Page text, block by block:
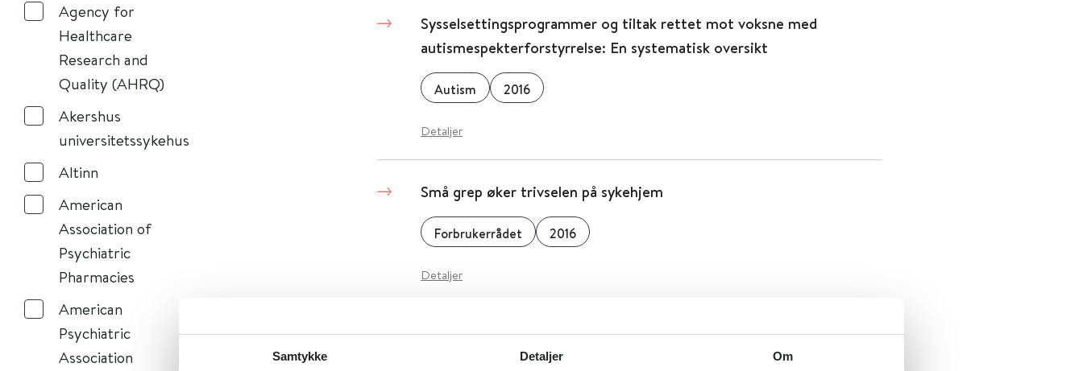
Samtykke Detaljer Om
Agency for
Healthcare
Research and
Quality (AHRQ)
Akershus
universitetssykehus
Altinn
American
Association of
Psychiatric
Pharmacies
American
Psychiatric
Association
Sysselsettingsprogrammer og tiltak rettet mot voksne med
autismespekterforstyrrelse: En systematisk oversikt
Autism 2016
Detaljer
Små grep øker trivselen på sykehjem
Forbrukerrådet 2016
Detaljer
Sysselsettingstiltak for tilbakeføring til arbeid for voksne i
arbeidsfør alder etter traumatisk hjerneskade